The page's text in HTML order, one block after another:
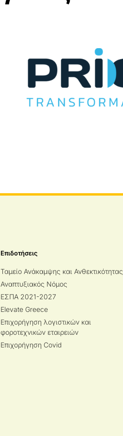
Επιδοτήσεις
Ταμείο Ανάκαμψης και Ανθεκτικότητας
Αναπτυξιακός Νόμος
ΕΣΠΑ 2021-2027
Elevate Greece
Επιχορήγηση λογιστικών και
φοροτεχνικών εταιρειών
Επιχορήγηση Covid